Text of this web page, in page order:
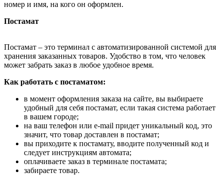
номер и имя, на кого он оформлен.
Постамат
Постамат – это терминал с автоматизированной системой для
хранения заказанных товаров. Удобство в том, что человек
может забрать заказ в любое удобное время.
Как работать с постаматом:
в момент оформления заказа на сайте, вы выбираете
удобный для себя постамат, если такая система работает
в вашем городе;
на ваш телефон или e-mail придет уникальный код, это
значит, что товар доставлен в постамат;
вы приходите к постамату, вводите полученный код и
следует инструкциям автомата;
оплачиваете заказ в терминале постамата;
забираете товар.